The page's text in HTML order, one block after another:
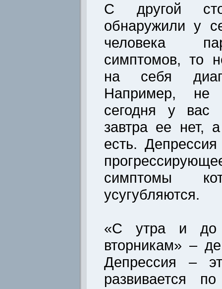
С другой
обнаружили у
человека
симптомов, то
на себя
Например, не
сегодня у вас
завтра ее нет,
есть.
симптомы
усугубляются.
«С утра и до
вторникам» –
Депрессия –
развивается